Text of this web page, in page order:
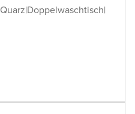
Quarz|Doppelwaschtisch|